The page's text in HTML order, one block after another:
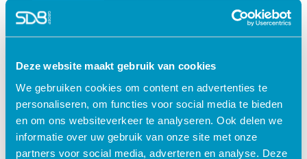
Deze website maakt gebruik van cookies
We gebruiken cookies om content en advertenties te
personaliseren, om functies voor social media te bieden
en om ons websiteverkeer te analyseren. Ook delen we
informatie over uw gebruik van onze site met onze
partners voor social media, adverteren en analyse. Deze
Waarom kiezen voor deze
e-learning?
Flexibel – leer op je eigen manier en tempo